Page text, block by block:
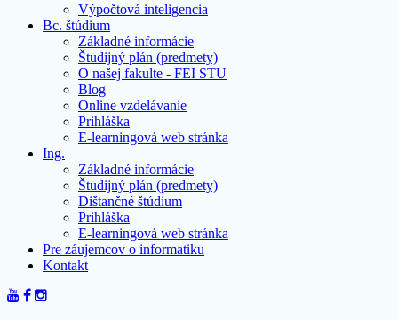
Výpočtová inteligencia
Bc. štúdium
Základné informácie
Študijný plán (predmety)
O našej fakulte - FEI STU
Blog
Online vzdelávanie
Prihláška
E-learningová web stránka
Ing.
Základné informácie
Študijný plán (predmety)
Dištančné štúdium
Prihláška
E-learningová web stránka
Pre záujemcov o informatiku
Kontakt